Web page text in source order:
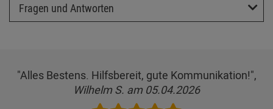
Fragen und Antworten
"Alles Bestens. Hilfsbereit, gute Kommunikation!",
Wilhelm S. am 05.04.2026